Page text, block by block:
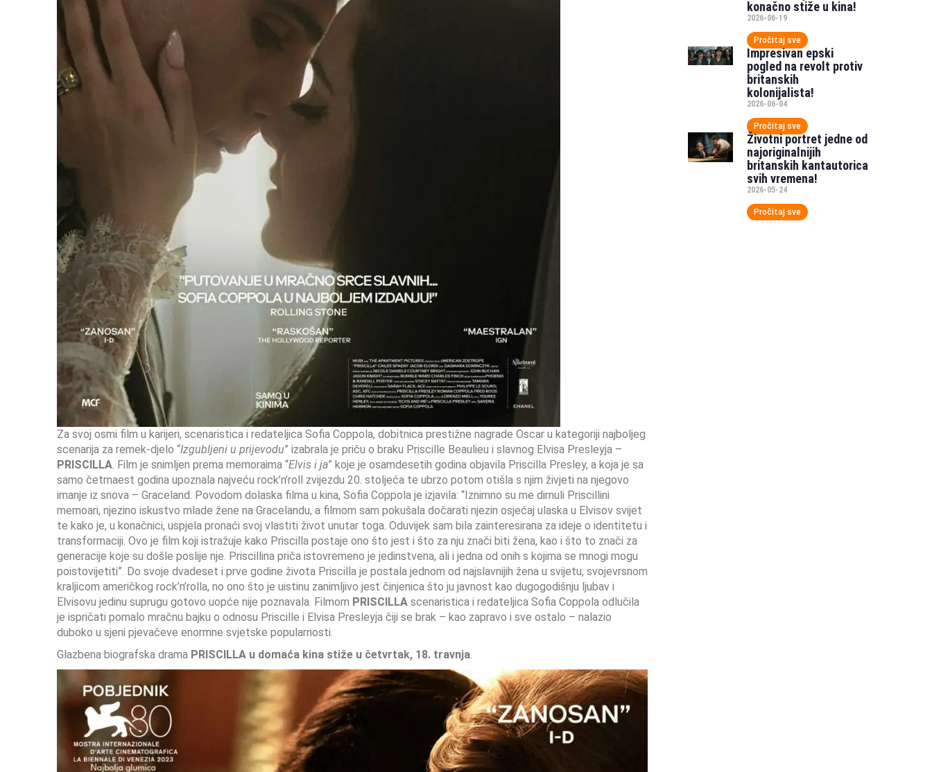
Za svoj osmi film u karijeri, scenaristica i redateljica Sofia Coppola, dobitnica prestižne nagrade Oscar u kategoriji najboljeg
scenarija za remek-djelo “Izgubljeni u prijevodu” izabrala je priču o braku Priscille Beaulieu i slavnog Elvisa Presleyja –
PRISCILLA. Film je snimljen prema memoraima “Elvis i ja” koje je osamdesetih godina objavila Priscilla Presley, a koja je sa
samo četrnaest godina upoznala najveću rock’n’roll zvijezdu 20. stoljeća te ubrzo potom otišla s njim živjeti na njegovo
imanje iz snova – Graceland. Povodom dolaska filma u kina, Sofia Coppola je izjavila: “Iznimno su me dirnuli Priscillini
memoari, njezino iskustvo mlade žene na Gracelandu, a filmom sam pokušala dočarati njezin osjećaj ulaska u Elvisov svijet
te kako je, u konačnici, uspjela pronaći svoj vlastiti život unutar toga. Oduvijek sam bila zainteresirana za ideje o identitetu i
transformaciji. Ovo je film koji istražuje kako Priscilla postaje ono što jest i što za nju znači biti žena, kao i što to znači za
generacije koje su došle poslije nje. Priscillina priča istovremeno je jedinstvena, ali i jedna od onih s kojima se mnogi mogu
poistovijetiti”. Do svoje dvadeset i prve godine života Priscilla je postala jednom od najslavnijih žena u svijetu, svojevrsnom
kraljicom američkog rock’n’rolla, no ono što je uistinu zanimljivo jest činjenica što ju javnost kao dugogodišnju ljubav i
Elvisovu jedinu suprugu gotovo uopće nije poznavala. Filmom PRISCILLA scenaristica i redateljica Sofia Coppola odlučila
je ispričati pomalo mračnu bajku o odnosu Priscille i Elvisa Presleyja čiji se brak – kao zapravo i sve ostalo – nalazio
duboko u sjeni pjevačeve enormne svjetske popularnosti.
Glazbena biografska drama PRISCILLA u domaća kina stiže u četvrtak, 18. travnja.
konačno stiže u kina!
2026-06-19
Pročitaj sve
Impresivan epski
pogled na revolt protiv
britanskih
kolonijalista!
2026-06-04
Pročitaj sve
Životni portret jedne od
najoriginalnijih
britanskih kantautorica
svih vremena!
2026-05-24
Pročitaj sve